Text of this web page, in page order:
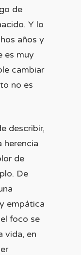
de
Y lo
años y
es muy
cambiar
no es
describir,
herencia
de
De
empática
foco se
vida, en